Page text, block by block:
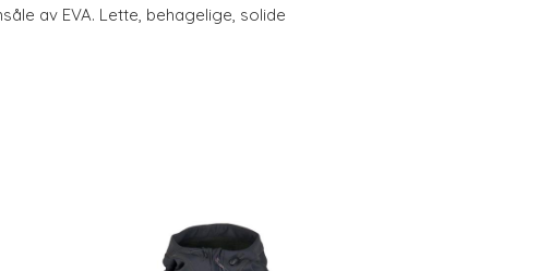
av EVA. Lette, behagelige, solide